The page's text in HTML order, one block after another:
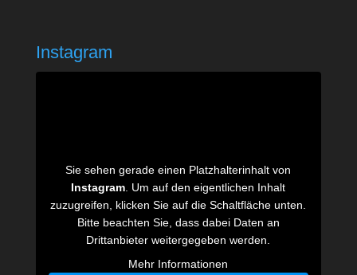
Instagram
Sie sehen gerade einen Platzhalterinhalt von
Instagram. Um auf den eigentlichen Inhalt
zuzugreifen, klicken Sie auf die Schaltfläche unten.
Bitte beachten Sie, dass dabei Daten an
Drittanbieter weitergegeben werden.
Mehr Informationen